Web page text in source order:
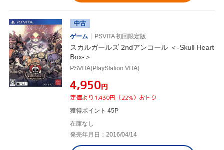
中古
ゲーム
PSVITA 初回限定版
スカルガールズ 2ndアンコール ＜-Skull Heart
Box-＞
PSVITA(PlayStation VITA)
¥4,950円
定価より1,430円（22%）おトク
獲得ポイント 45P
在庫なし
発売年月日：2016/04/14